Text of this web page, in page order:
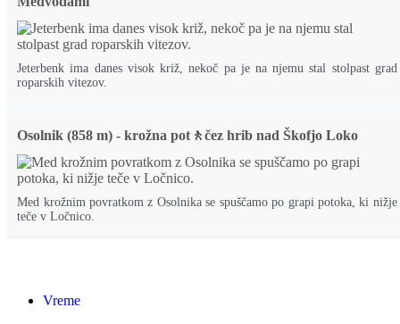
Jeterbenk ima danes visok križ, nekoč pa je na njemu stal stolpast grad
roparskih vitezov.
Osolnik (858 m) - krožna pot🚶čez hrib nad Škofjo Loko
Med krožnim povratkom z Osolnika se spuščamo po grapi potoka, ki nižje
teče v Ločnico.
Vreme